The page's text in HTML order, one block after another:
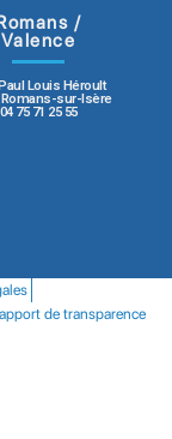
/
Valence
Louis Héroult
Romans-sur-Isère
04 75 71 25 55
de transparence